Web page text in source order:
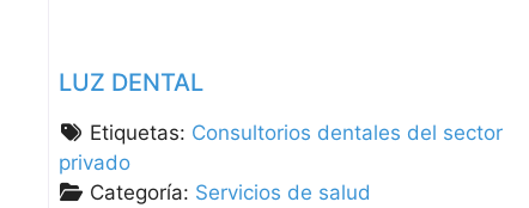
LUZ DENTAL
Etiquetas: Consultorios dentales del sector
privado
Categoría: Servicios de salud